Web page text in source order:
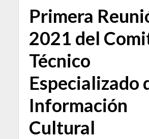
Primera
2021 del
Técnico
Especializado
Información
Cultural